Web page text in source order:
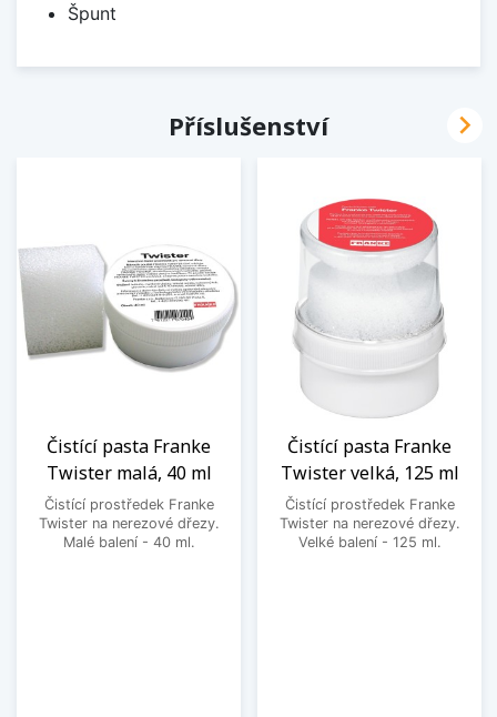
Špunt
Příslušenství
Čistící pasta Franke
Twister malá, 40 ml
Čistící prostředek Franke
Twister na nerezové dřezy.
Malé balení - 40 ml.
Čistící pasta Franke
Twister velká, 125 ml
Čistící prostředek Franke
Twister na nerezové dřezy.
Velké balení - 125 ml.
